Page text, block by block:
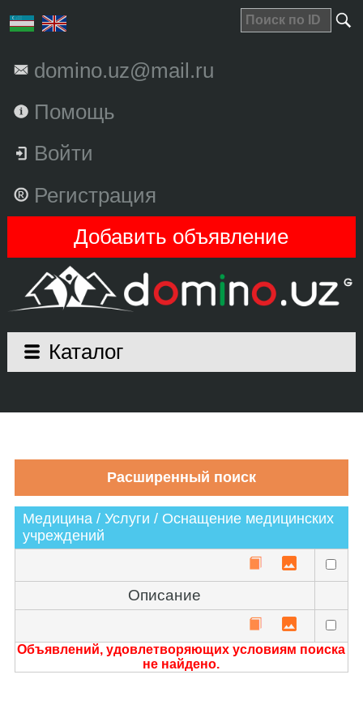
domino.uz@mail.ru
Помощь
Войти
Регистрация
Добавить объявление
Каталог
Медицина / Услуги / Оснащение медицинских
учреждений
Описание
Объявлений, удовлетворяющих условиям поиска
не найдено.